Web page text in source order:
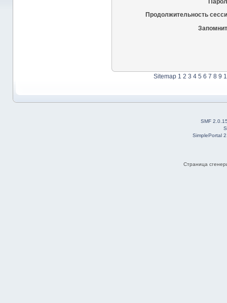
Продолжительность
Sitemap 1 2 3 4 5 6 7 8 9
SMF
SimplePortal
Страница